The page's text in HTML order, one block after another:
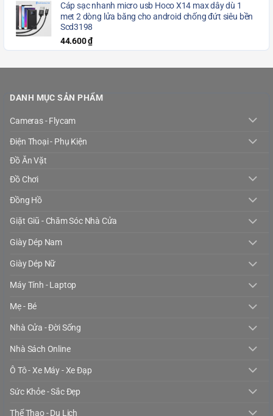
Cáp sạc nhanh micro usb Hoco X14 max dây dù 1
met 2 dòng lửa băng cho android chống đứt siêu bền
Scd3198
44.600₫
DANH MỤC SẢN PHẨM
Cameras - Flycam
Điện Thoại - Phụ Kiện
Đồ Ăn Vặt
Đồ Chơi
Đồng Hồ
Giặt Giũ - Chăm Sóc Nhà Cửa
Giày Dép Nam
Giày Dép Nữ
Máy Tính - Laptop
Mẹ - Bé
Nhà Cửa - Đời Sống
Nhà Sách Online
Ô Tô - Xe Máy - Xe Đạp
Sức Khỏe - Sắc Đẹp
Thể Thao - Du Lịch